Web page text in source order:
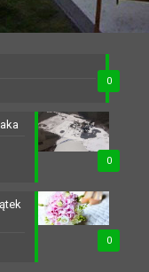
0
0
0